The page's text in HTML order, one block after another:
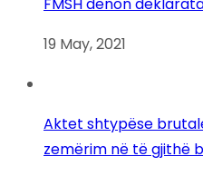
19 May, 2021
Aktet shtypëse
zemërim në të gjithë